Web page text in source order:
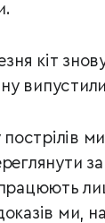
кіт
ми,